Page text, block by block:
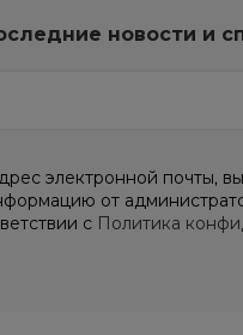
новости и
электронной почты,
от
с Политика